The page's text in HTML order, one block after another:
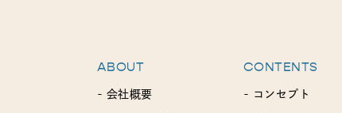
ABOUT
- 会社概要
CONTENTS
- コンセプト